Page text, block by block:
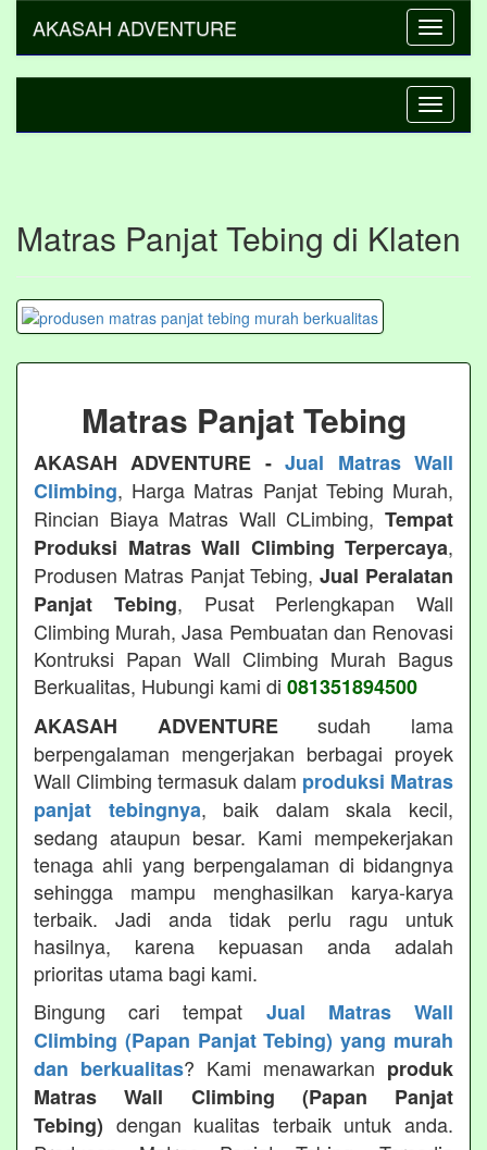
Toggle
AKASAH ADVENTURE
Toggle
Matras Panjat Tebing di Klaten
Matras Panjat Tebing
AKASAH ADVENTURE -Jual Matras Wall
Climbing, Harga Matras Panjat Tebing Murah,
Rincian Biaya Matras Wall CLimbing, Tempat
Produksi Matras Wall Climbing Terpercaya,
Produsen Matras Panjat Tebing,Jual Peralatan
Panjat Tebing, Pusat Perlengkapan Wall
Climbing Murah, Jasa Pembuatan dan Renovasi
Kontruksi Papan Wall Climbing Murah Bagus
Berkualitas, Hubungi kami di 081351894500
AKASAH ADVENTUREsudah lama
berpengalaman mengerjakan berbagai proyek
Wall Climbing termasuk dalam produksi Matras
panjat tebingnya, baik dalam skala kecil,
sedang ataupun besar. Kami mempekerjakan
tenaga ahli yang berpengalaman di bidangnya
sehingga mampu menghasilkan karya-karya
terbaik. Jadi anda tidak perlu ragu untuk
hasilnya, karena kepuasan anda adalah
prioritas utama bagi kami.
Bingung cari tempat Jual Matras Wall
Climbing (Papan Panjat Tebing) yang murah
dan berkualitas? Kami menawarkan produk
Matras Wall Climbing (Papan Panjat
Tebing) dengan kualitas terbaik untuk anda.